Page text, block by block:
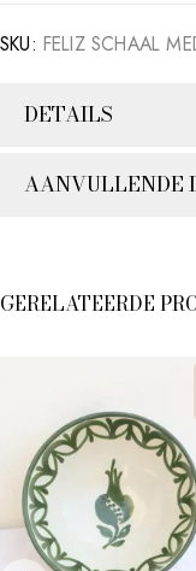
SKU: FELIZ SCHAAL
DETAILS
AANVULLENDE
GERELATEERDE